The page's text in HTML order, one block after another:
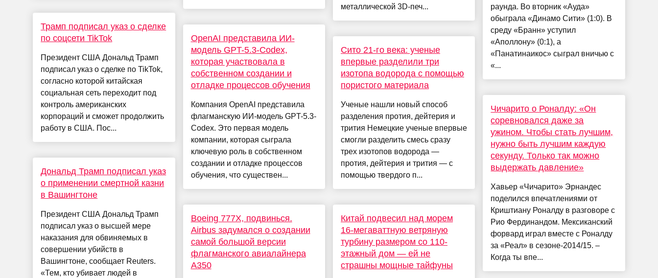
Трамп подписал указ о сделке
по соцсети TikTok
Президент США Дональд Трамп
подписал указ о сделке по TikTok,
согласно которой китайская
социальная сеть переходит под
контроль американских
корпораций и сможет продолжить
работу в США. Пос...
Дональд Трамп подписал указ
о применении смертной казни
в Вашингтоне
Президент США Дональд Трамп
подписал указ о высшей мере
наказания для обвиняемых в
совершении убийств в
Вашингтоне, сообщает Reuters.
«Тем, кто убивает людей в
OpenAI представила ИИ-
модель GPT-5.3-Codex,
которая участвовала в
собственном создании и
отладке процессов обучения
Компания OpenAI представила
флагманскую ИИ-модель GPT-5.3-
Codex. Это первая модель
компании, которая сыграла
ключевую роль в собственном
создании и отладке процессов
обучения, что существен...
Boeing 777X, подвинься.
Airbus задумался о создании
самой большой версии
флагманского авиалайнера
A350
металлической 3D-печ...
Сито 21-го века: ученые
впервые разделили три
изотопа водорода с помощью
пористого материала
Ученые нашли новый способ
разделения протия, дейтерия и
трития Немецкие ученые впервые
смогли разделить смесь сразу
трех изотопов водорода —
протия, дейтерия и трития — с
помощью твердого п...
Китай подвесил над морем
16-мегаваттную ветряную
турбину размером со 110-
этажный дом — ей не
страшны мощные тайфуны
раунда. Во вторник «Ауда»
обыграла «Динамо Сити» (1:0). В
среду «Бранн» уступил
«Аполлону» (0:1), а
«Панатинаикос» сыграл вничью с
«...
Чичарито о Роналду: «Он
соревновался даже за
ужином. Чтобы стать лучшим,
нужно быть лучшим каждую
секунду. Только так можно
выдержать давление»
Хавьер «Чичарито» Эрнандес
поделился впечатлениями от
Криштиану Роналду в разговоре с
Рио Фердинандом. Мексиканский
форвард играл вместе с Роналду
за «Реал» в сезоне-2014/15. –
Когда ты впе...